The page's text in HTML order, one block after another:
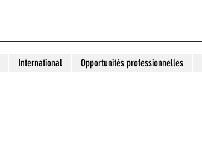
International Opportunités professionnelles